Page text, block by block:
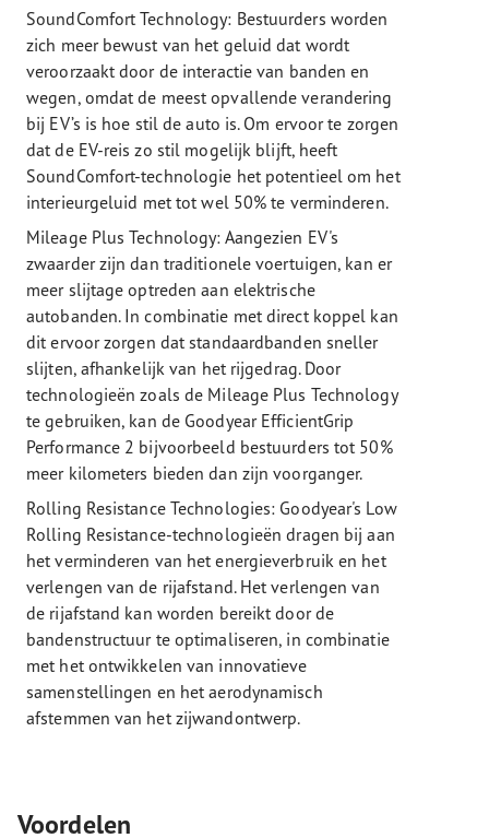
SoundComfort Technology: Bestuurders worden
zich meer bewust van het geluid dat wordt
veroorzaakt door de interactie van banden en
wegen, omdat de meest opvallende verandering
bij EV’s is hoe stil de auto is. Om ervoor te zorgen
dat de EV-reis zo stil mogelijk blijft, heeft
SoundComfort-technologie het potentieel om het
interieurgeluid met tot wel 50% te verminderen.
Mileage Plus Technology: Aangezien EV's
zwaarder zijn dan traditionele voertuigen, kan er
meer slijtage optreden aan elektrische
autobanden. In combinatie met direct koppel kan
dit ervoor zorgen dat standaardbanden sneller
slijten, afhankelijk van het rijgedrag. Door
technologieën zoals de Mileage Plus Technology
te gebruiken, kan de Goodyear EfficientGrip
Performance 2 bijvoorbeeld bestuurders tot 50%
meer kilometers bieden dan zijn voorganger.
Rolling Resistance Technologies: Goodyear's Low
Rolling Resistance-technologieën dragen bij aan
het verminderen van het energieverbruik en het
verlengen van de rijafstand. Het verlengen van
de rijafstand kan worden bereikt door de
bandenstructuur te optimaliseren, in combinatie
met het ontwikkelen van innovatieve
samenstellingen en het aerodynamisch
afstemmen van het zijwandontwerp.
Voordelen